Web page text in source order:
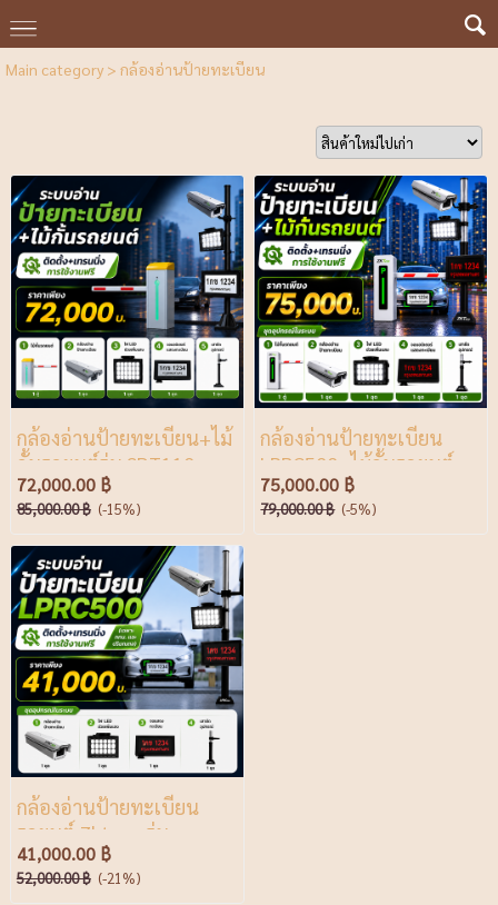
Main category> กล้องอ่านป้ายทะเบียน
กล้องอ่านป้ายทะเบียน+ไม้
กั้นรถยนต์รุ่น SDT110
72,000.00 ฿
85,000.00 ฿ (-15%)
กล้องอ่านป้ายทะเบียน
LPRC500+ไม้กั้นรถยนต์
BGM500
75,000.00 ฿
79,000.00 ฿ (-5%)
กล้องอ่านป้ายทะเบียน
รถยนต์ Zkteco รุ่น
LPRC500
41,000.00 ฿
52,000.00 ฿ (-21%)